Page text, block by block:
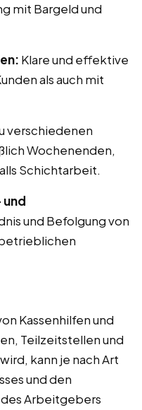
mit Bargeld und
Klare und effektive
als auch mit
verschiedenen
Wochenenden,
Schichtarbeit.
und
und Befolgung von
Kassenhilfen und
Teilzeitstellen und
kann je nach Art
und den
Arbeitgebers